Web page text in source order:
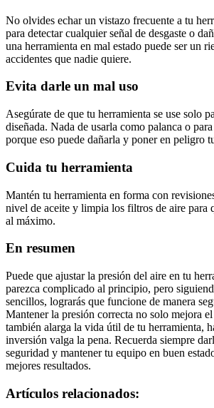
No olvides echar un vistazo frecuente a tu
para detectar cualquier señal de desgaste o
una herramienta en mal estado puede ser un
accidentes que nadie quiere.
Evita darle un mal uso
Asegúrate de que tu herramienta se use solo
diseñada. Nada de usarla como palanca o para
porque eso puede dañarla y poner en peligro
Cuida tu herramienta
Mantén tu herramienta en forma con
nivel de aceite y limpia los filtros de aire para
al máximo.
En resumen
Puede que ajustar la presión del aire en tu
parezca complicado al principio, pero
sencillos, lograrás que funcione de manera
Mantener la presión correcta no solo mejora
también alarga la vida útil de tu herramienta,
inversión valga la pena. Recuerda siempre
seguridad y mantener tu equipo en buen
mejores resultados.
Artículos relacionados: